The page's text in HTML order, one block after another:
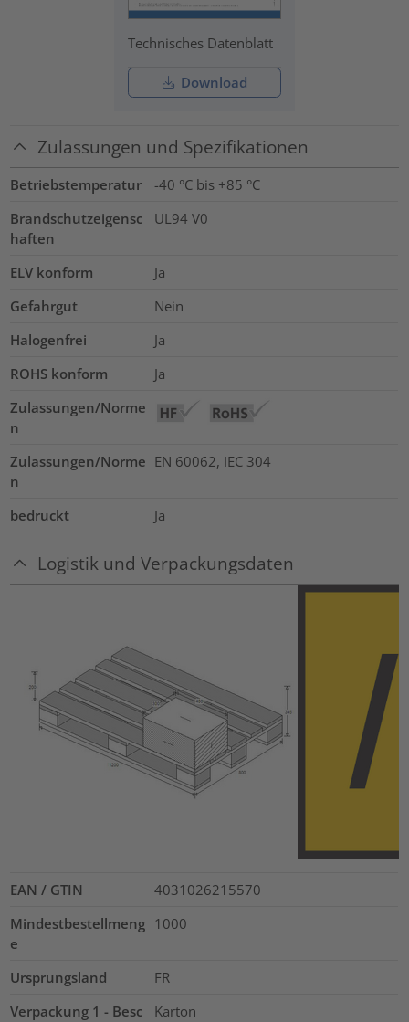
Technisches Datenblatt
Download
Zulassungen und Spezifikationen
Betriebstemperatur
-40 °C bis +85 °C
Brandschutzeigensc
haften
UL94 V0
ELV konform
Ja
Gefahrgut
Nein
Halogenfrei
Ja
ROHS konform
Ja
Zulassungen/Norme
n
Zulassungen/Norme
n
EN 60062, IEC 304
bedruckt Ja
Logistik und Verpackungsdaten
EAN / GTIN
4031026215570
Mindestbestellmeng
e
1000
Ursprungsland
FR
Verpackung 1 - Besc
Karton